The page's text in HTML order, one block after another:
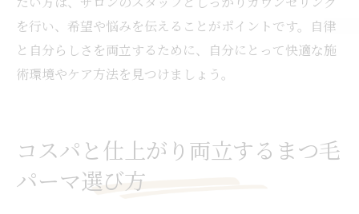
を行い、希望や悩みを伝えることがポイントです。自律
と自分らしさを両立するために、自分にとって快適な施
術環境やケア方法を見つけましょう。
コスパと仕上がり両立するまつ毛
パーマ選び方